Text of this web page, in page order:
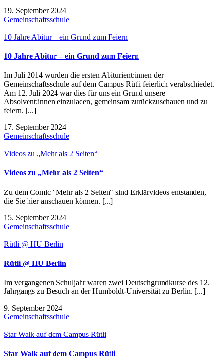
19. September 2024
Gemeinschaftsschule
10 Jahre Abitur – ein Grund zum Feiern
10 Jahre Abitur – ein Grund zum Feiern
Im Juli 2014 wurden die ersten Abiturient:innen der
Gemeinschaftsschule auf dem Campus Rütli feierlich verabschiedet.
Am 12. Juli 2024 war dies für uns ein Grund unsere
Absolvent:innen einzuladen, gemeinsam zurückzuschauen und zu
feiern. [...]
17. September 2024
Gemeinschaftsschule
Videos zu „Mehr als 2 Seiten“
Videos zu „Mehr als 2 Seiten“
Zu dem Comic "Mehr als 2 Seiten" sind Erklärvideos entstanden,
die Sie hier anschauen können. [...]
15. September 2024
Gemeinschaftsschule
Rütli @ HU Berlin
Rütli @ HU Berlin
Im vergangenen Schuljahr waren zwei Deutschgrundkurse des 12.
Jahrgangs zu Besuch an der Humboldt-Universität zu Berlin. [...]
9. September 2024
Gemeinschaftsschule
Star Walk auf dem Campus Rütli
Star Walk auf dem Campus Rütli